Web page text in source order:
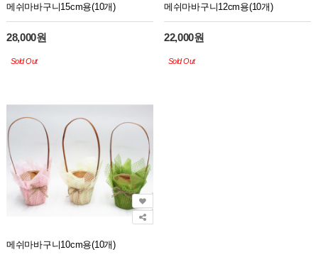
메쉬마바구니15cm용(10개)
28,000원
Sold Out
메쉬마바구니12cm용(10개)
22,000원
Sold Out
메쉬마바구니10cm용(10개)